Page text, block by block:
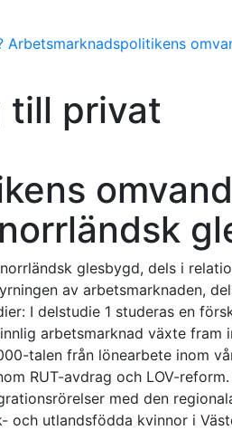
till privat
glesbygd, dels i
av arbetsmarknaden,
I delstudie 1 studeras en
arbetsmarknad växte fram
talen från lönearbete inom
RUT-avdrag och LOV-
med den
och utlandsfödda kvinnor i